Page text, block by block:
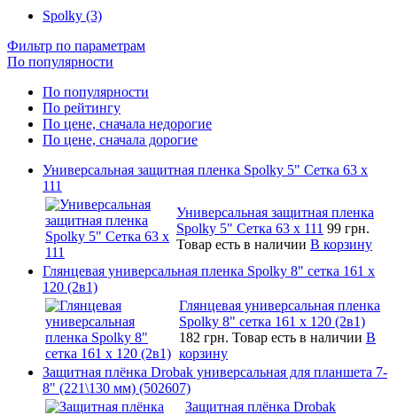
Spolky (3)
Фильтр по параметрам
По популярности
По популярности
По рейтингу
По цене, сначала недорогие
По цене, сначала дорогие
Универсальная защитная пленка Spolky 5" Сетка 63 x
111
Универсальная защитная пленка
Spolky 5" Сетка 63 x 111 99 грн.
Товар есть в наличии В корзину
Глянцевая универсальная пленка Spolky 8" сетка 161 х
120 (2в1)
Глянцевая универсальная пленка
Spolky 8" сетка 161 х 120 (2в1)
182 грн. Товар есть в наличии В
корзину
Защитная плёнка Drobak универсальная для планшета 7-
8" (221\130 мм) (502607)
Защитная плёнка Drobak